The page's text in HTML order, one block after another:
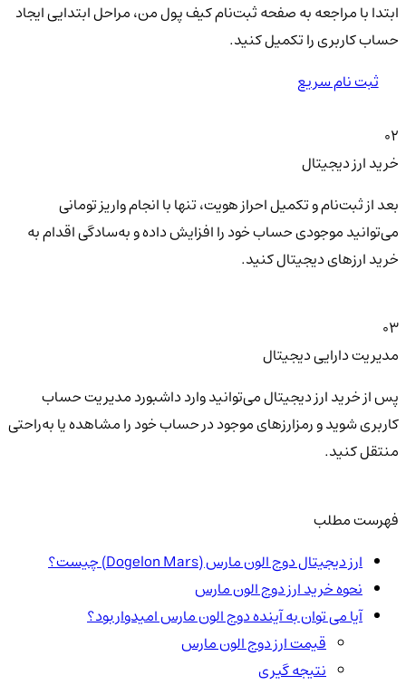
ابتدا با مراجعه به صفحه ثبت‌نام کیف‌ پول من، مراحل ابتدایی ایجاد
حساب کاربری را تکمیل کنید.
ثبت نام سریع
02
خرید ارز دیجیتال
بعد از ثبت‌نام و تکمیل احراز هویت، تنها با انجام واریز تومانی
می‌توانید موجودی حساب خود را افزایش داده و به‌سادگی اقدام به
خرید ارزهای دیجیتال کنید.
03
مدیریت دارایی دیجیتال
پس از خرید ارز دیجیتال می‌توانید وارد داشبورد مدیریت حساب
کاربری شوید و رمزارزهای موجود در حساب خود را مشاهده یا به‌راحتی
منتقل کنید.
فهرست مطلب
ارز دیجیتال دوج الون مارس (Dogelon Mars) چیست؟
نحوه خرید ارز دوج الون مارس
آیا می توان به آینده دوج الون مارس امیدوار بود؟
قیمت ارز دوج الون مارس
نتیجه گیری